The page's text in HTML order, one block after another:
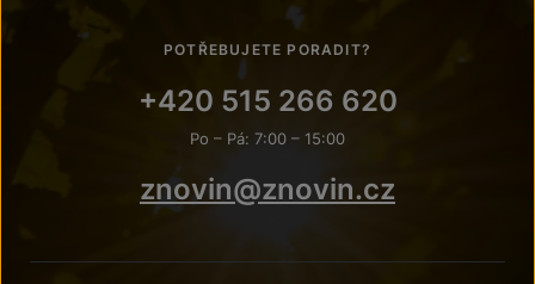
POTŘEBUJETE PORADIT?
+420 515 266 620
Po – Pá: 7:00 – 15:00
znovin@znovin.cz